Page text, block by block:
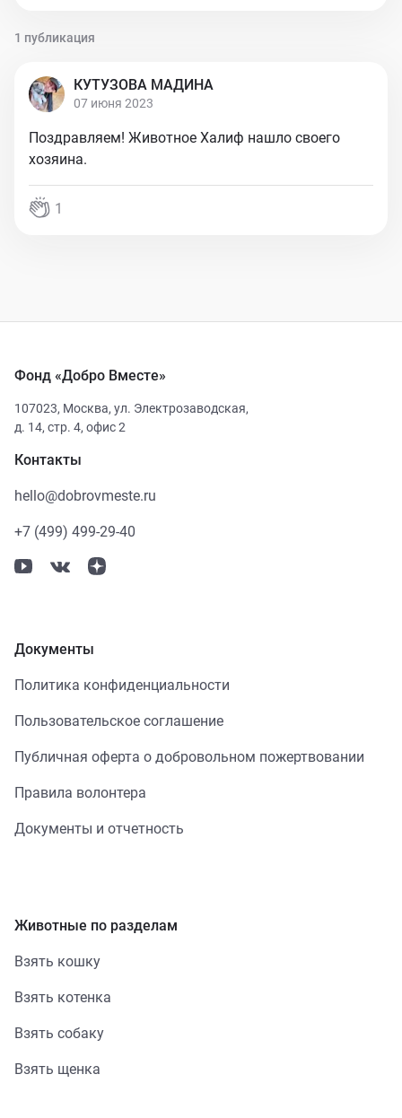
1 публикация
КУТУЗОВА МАДИНА
07 июня 2023
Поздравляем! Животное Халиф нашло своего
хозяина.
1
Фонд «Добро Вместе»
107023, Москва, ул. Электрозаводская,
д. 14, стр. 4, офис 2
Контакты
hello@dobrovmeste.ru
+7 (499) 499-29-40
Документы
Политика конфиденциальности
Пользовательское соглашение
Публичная оферта о добровольном пожертвовании
Правила волонтера
Документы и отчетность
Животные по разделам
Взять кошку
Взять котенка
Взять собаку
Взять щенка